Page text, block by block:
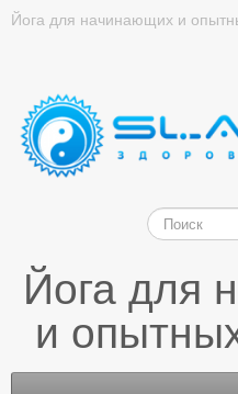
Йога для начинающих и
Йога для
и